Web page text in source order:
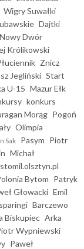
Wigry Suwałki
Dajtki
Dwór
Królikowski
Znicz
Jegliński Start
U-15 Mazur Ełk
konkurs
Morąg Pogoń
Olimpia
Sak Pasym Piotr
Michał
stomil.olsztyn.pl
Bytom Patryk
Głowacki Emil
sparingi Barczewo
Biskupiec Arka
Wypniewski
Paweł